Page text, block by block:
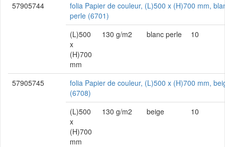
57905744
folia Papier de couleur, (L)500 x (H)700 mm,
perle (6701)
(L)500
x
(H)700
mm
130 g/m2 blanc perle 10
57905745
folia Papier de couleur, (L)500 x (H)700 mm,
(6708)
(L)500
x
(H)700
mm
130 g/m2 beige 10